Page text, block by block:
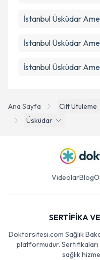
Ana Sayfa Cilt Utuleme
Üsküdar
İstanbul Üsküdar
İstanbul Üsküdar
İstanbul Üsküdar
VideolarBlog
SERTİFİKA
Doktorsitesi.com Sağlık
platformudur. Sertifikaları
sağlık